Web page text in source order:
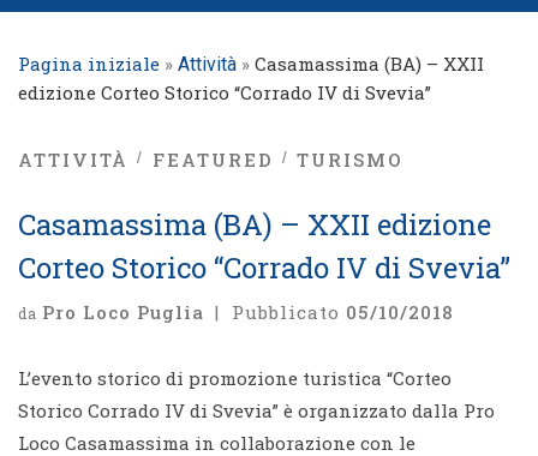
Pagina iniziale » Attività » Casamassima (BA) – XXII
edizione Corteo Storico “Corrado IV di Svevia”
ATTIVITÀ FEATURED TURISMO
Casamassima (BA) – XXII edizione
Corteo Storico “Corrado IV di Svevia”
da Pro Loco Puglia | Pubblicato 05/10/2018
L’evento storico di promozione turistica “Corteo
Storico Corrado IV di Svevia” è organizzato dalla Pro
Loco Casamassima in collaborazione con le